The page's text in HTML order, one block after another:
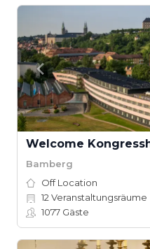
Welcome
Bamberg
Off Location
12 Veranstaltungsräume
1077 Gäste